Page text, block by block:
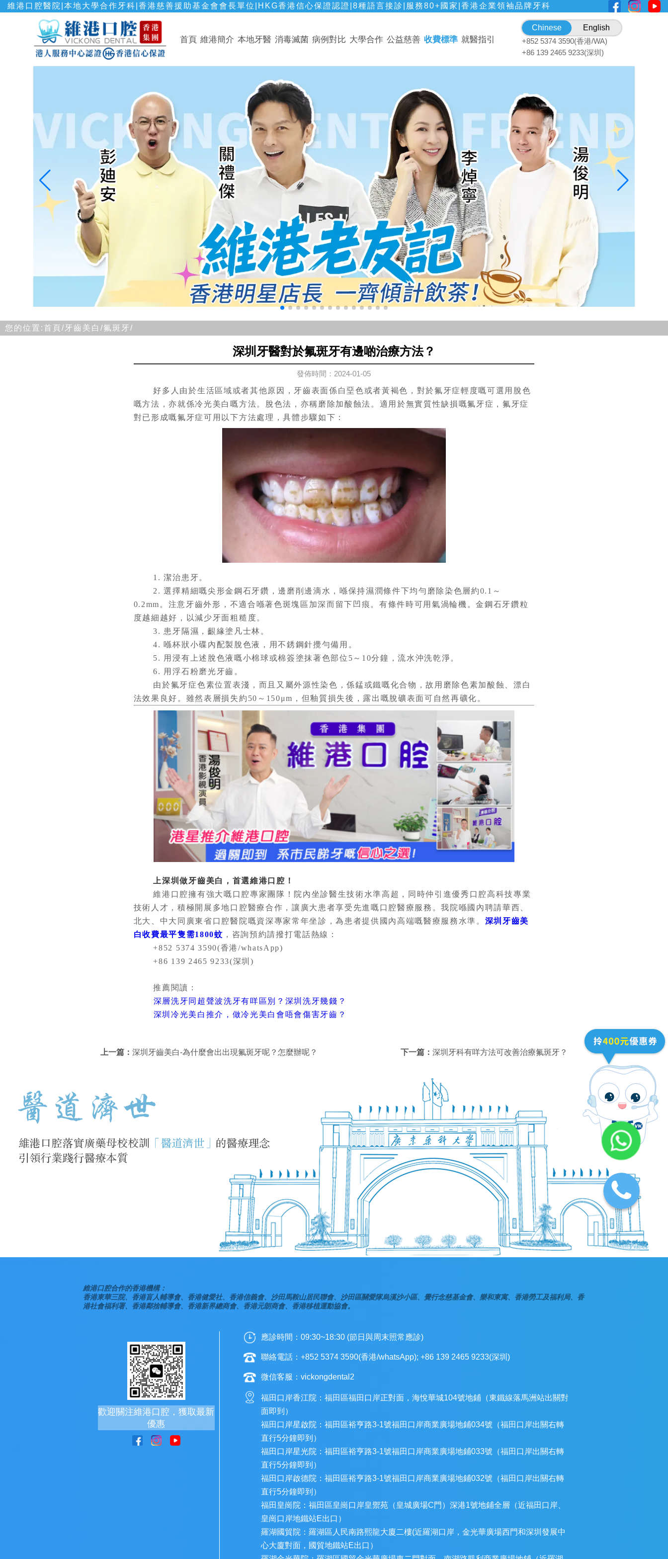
維港口腔醫院|本地大學合作牙科|香港慈善援助基金會會長單位|HKG香港信心保證認證|8種語言接診|服務80+國家|香港企業領袖品牌牙科
首頁 維港簡介 本地牙醫 消毒滅菌 病例對比 大學合作 公益慈善 收費標準 就醫指引
Chinese
English
+852 5374 3590(香港/WA)
+86 139 2465 9233(深圳)
您的位置:首頁/ 牙齒美白/氟斑牙/
深圳牙醫對於氟斑牙有邊啲治療方法？
發佈時間：2024-01-05
好多人由於生活區域或者其他原因，牙齒表面係白堊色或者黃褐色，對於氟牙症輕度嘅可選用脫色
嘅方法，亦就係冷光美白嘅方法。脫色法，亦稱磨除加酸蝕法。適用於無實質性缺損嘅氟牙症，氟牙症
對已形成嘅氟牙症可用以下方法處理，具體步驟如下：
1. 潔治患牙。
2. 選擇精細嘅尖形金鋼石牙鑽，邊磨削邊滴水，喺保持濕潤條件下均勻磨除染色層約0.1～
0.2mm。注意牙齒外形，不適合喺著色斑塊區加深而留下凹痕。有條件時可用氣渦輪機。金鋼石牙鑽粒
度越細越好，以減少牙面粗糙度。
3. 患牙隔濕，齦緣塗凡士林。
4. 喺杯狀小碟內配製脫色液，用不銹鋼針攪勻備用。
5. 用浸有上述脫色液嘅小棉球或棉簽塗抹著色部位5～10分鐘，流水沖洗乾淨。
6. 用浮石粉磨光牙齒。
由於氟牙症色素位置表淺，而且又屬外源性染色，係錳或鐵嘅化合物，故用磨除色素加酸蝕、漂白
法效果良好。雖然表層損失約50～150μm，但釉質損失後，露出嘅脫礦表面可自然再礦化。
上深圳做牙齒美白，首選維港口腔！
維港口腔擁有強大嘅口腔專家團隊！院內坐診醫生技術水準高超，同時仲引進優秀口腔高科技專業
技術人才，積極開展多地口腔醫療合作，讓廣大患者享受先進嘅口腔醫療服務。我院喺國內聘請華西、
北大、中大同廣東省口腔醫院嘅資深專家常年坐診，為患者提供國內高端嘅醫療服務水準。 深圳牙齒美
白收費最平隻需1800蚊 ，咨詢預約請撥打電話熱線：
+852 5374 3590(香港/whatsApp)
+86 139 2465 9233(深圳)
推薦閱讀：
深層洗牙同超聲波洗牙有咩區別？深圳洗牙幾錢？
深圳冷光美白推介，做冷光美白會唔會傷害牙齒？
上一篇： 深圳牙齒美白-為什麼會出出現氟斑牙呢？怎麼辦呢？ 下一篇：深圳牙科有咩方法可改善治療氟斑牙？
維港口腔合作的香港機構：
香港東華三院、香港盲人輔導會、香港健愛社、香港信義會、沙田馬鞍山居民聯會、沙田區關愛隊烏溪沙小區、覺行念慈基金會、樂和東寓、香港勞工及福利局、香
港社會福利署、香港鄰捨輔導會、香港新界總商會、香港元朗商會、香港移植運動協會。
歡迎關注維港口腔，獲取最新
優惠
應診時間：09:30~18:30 (節日與周末照常應診)
聯絡電話：+852 5374 3590(香港/whatsApp); +86 139 2465 9233(深圳)
微信客服：vickongdental2
福田口岸香江院：福田區福田口岸正對面，海悅華城104號地鋪（東鐵線落馬洲站出關對
面即到）
福田口岸星啟院：福田區裕亨路3-1號福田口岸商業廣場地鋪034號（福田口岸出關右轉
直行5分鐘即到）
福田口岸星光院：福田區裕亨路3-1號福田口岸商業廣場地鋪033號（福田口岸出關右轉
直行5分鐘即到）
福田口岸啟德院：福田區裕亨路3-1號福田口岸商業廣場地鋪032號（福田口岸出關右轉
直行5分鐘即到）
福田皇崗院：福田區皇崗口岸皇禦苑（皇城廣場C門）深港1號地鋪全層（近福田口岸、
皇崗口岸地鐵站E出口）
羅湖國貿院：羅湖區人民南路熙龍大廈二樓(近羅湖口岸，金光華廣場西門和深圳發展中
心大廈對面，國貿地鐵站E出口）